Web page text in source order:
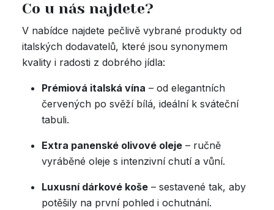
Co u nás najdete?
V nabídce najdete pečlivě vybrané produkty od
italských dodavatelů, které jsou synonymem
kvality i radosti z dobrého jídla:
Prémiová italská vína – od elegantních
červených po svěží bílá, ideální k sváteční
tabuli.
Extra panenské olivové oleje – ručně
vyráběné oleje s intenzivní chutí a vůní.
Luxusní dárkové koše – sestavené tak, aby
potěšily na první pohled i ochutnání.